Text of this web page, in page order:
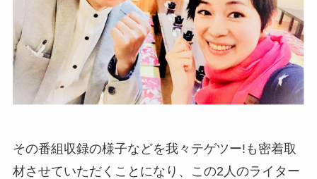
その番組収録の様子などを我々テゲツー!も密着取
材させていただくことになり、この2人のライター